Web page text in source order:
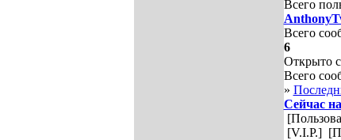
Всего
Всего
6
Открыто
Всего
»
Сейчас
[V.I.P.]